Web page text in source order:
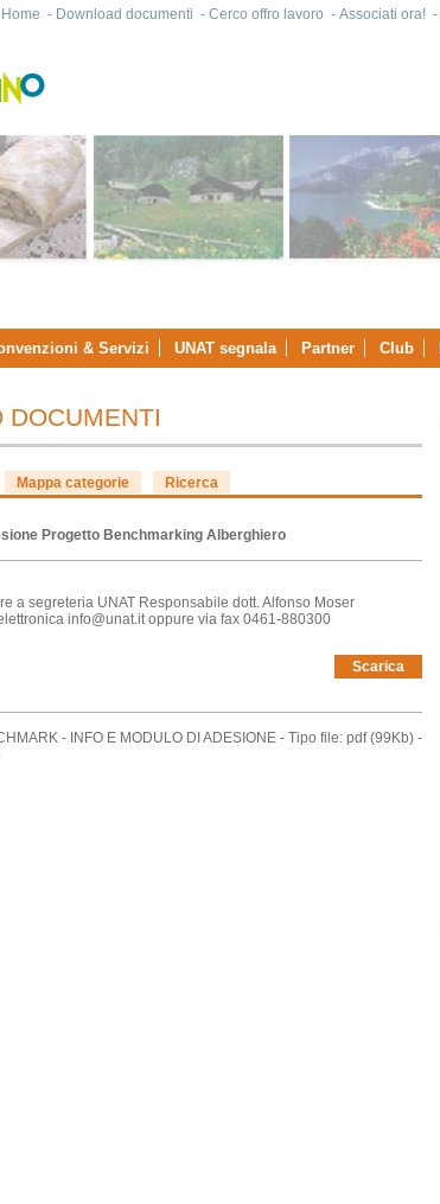
Home - Download documenti - Cerco offro lavoro - Associati ora! -
& Servizi UNAT segnala Partner Club
DOCUMENTI
Mappa categorie Ricerca
Progetto Benchmarking Alberghiero
a segreteria UNAT Responsabile dott. Alfonso Moser
info@unat.it oppure via fax 0461-880300
Scarica
- INFO E MODULO DI ADESIONE - Tipo file: pdf (99Kb) -